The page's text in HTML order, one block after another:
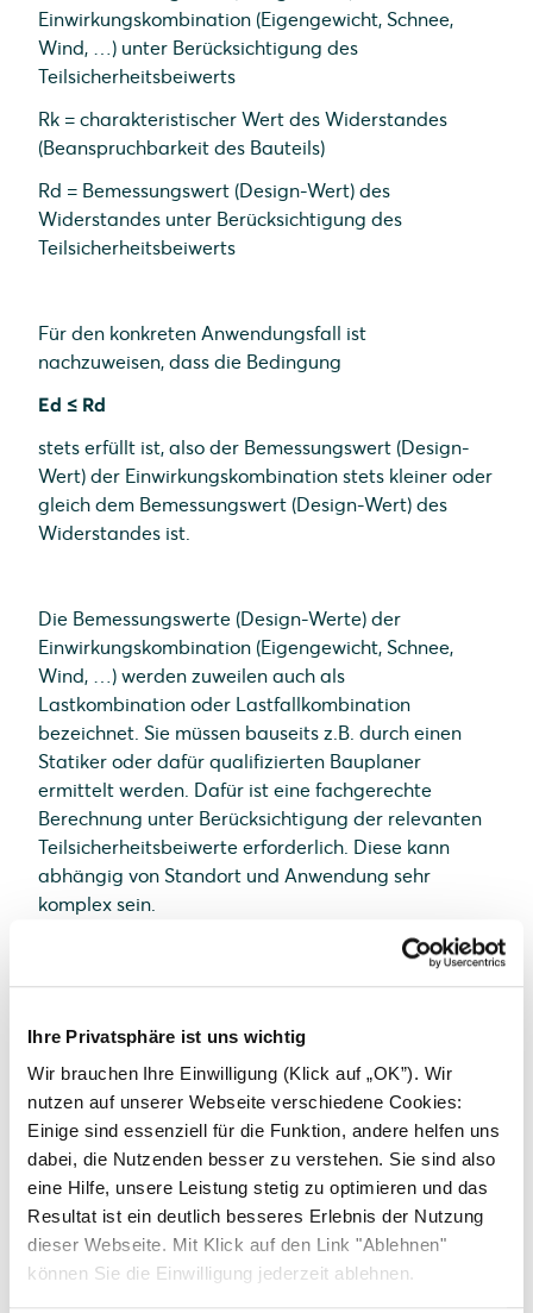
Ihre Privatsphäre ist uns wichtig
Wir brauchen Ihre Einwilligung (Klick auf „OK”). Wir
nutzen auf unserer Webseite verschiedene Cookies:
Einige sind essenziell für die Funktion, andere helfen uns
dabei, die Nutzenden besser zu verstehen. Sie sind also
eine Hilfe, unsere Leistung stetig zu optimieren und das
Resultat ist ein deutlich besseres Erlebnis der Nutzung
dieser Webseite. Mit Klick auf den Link "Ablehnen"
können Sie die Einwilligung jederzeit ablehnen.
Einwirkungskombination (Eigengewicht, Schnee,
Wind, …) unter Berücksichtigung des
Teilsicherheitsbeiwerts
Rk = charakteristischer Wert des Widerstandes
(Beanspruchbarkeit des Bauteils)
Rd = Bemessungswert (Design-Wert) des
Widerstandes unter Berücksichtigung des
Teilsicherheitsbeiwerts
Für den konkreten Anwendungsfall ist
nachzuweisen, dass die Bedingung
Ed ≤ Rd
stets erfüllt ist, also der Bemessungswert (Design-
Wert) der Einwirkungskombination stets kleiner oder
gleich dem Bemessungswert (Design-Wert) des
Widerstandes ist.
Die Bemessungswerte (Design-Werte) der
Einwirkungskombination (Eigengewicht, Schnee,
Wind, …) werden zuweilen auch als
Lastkombination oder Lastfallkombination
bezeichnet. Sie müssen bauseits z.B. durch einen
Statiker oder dafür qualifizierten Bauplaner
ermittelt werden. Dafür ist eine fachgerechte
Berechnung unter Berücksichtigung der relevanten
Teilsicherheitsbeiwerte erforderlich. Diese kann
abhängig von Standort und Anwendung sehr
komplex sein.
Es genügt NICHT, die für die Region anzusetzenden
Auf den folgenden Seiten werden Bemessungswerte
Beanspruchbarkeit des PV-Moduls ausgewiesen.
Die Berechnung dieser Werte unterliegt den
national gültigen Normen und Regeln für den
konstruktiven Glasbau und unterscheidet sich daher
von Land zu Land.
Solarwatt weist derzeit Bemessungswerte (Design-
Werte) des Widerstandes, also der
Beanspruchbarkeit des PV-Moduls für die folgenden